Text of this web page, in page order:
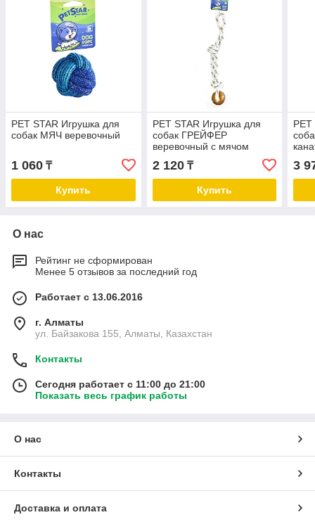
PET STAR Игрушка для
собак МЯЧ веревочный
1 060 ₸
Купить
PET STAR Игрушка для
собак ГРЕЙФЕР
веревочный с мячом
2 120₸
Купить
PET
3
О нас
Рейтинг не сформирован
Менее 5 отзывов за последний год
Работает с 13.06.2016
г. Алматы
ул. Байзакова 155, Алматы, Казахстан
Контакты
Сегодня работает с 11:00 до 21:00
Показать весь график работы
О нас
Контакты
Доставка и оплата